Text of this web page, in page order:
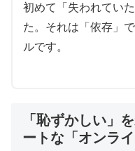
初めて「失われてい
た。それは「依存」
ルです。
「恥ずかしい」
ートな「オンライ